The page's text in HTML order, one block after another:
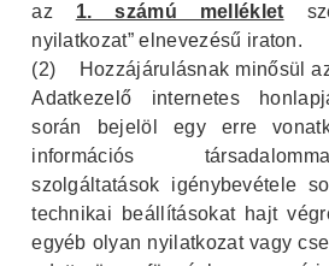
az 1. számú melléklet
nyilatkozat” elnevezésű iraton.
(2)
Hozzájárulásnak minősül
Adatkezelő internetes
során bejelöl egy erre
információs
szolgáltatások igénybevétele
technikai beállításokat hajt
egyéb olyan nyilatkozat vagy